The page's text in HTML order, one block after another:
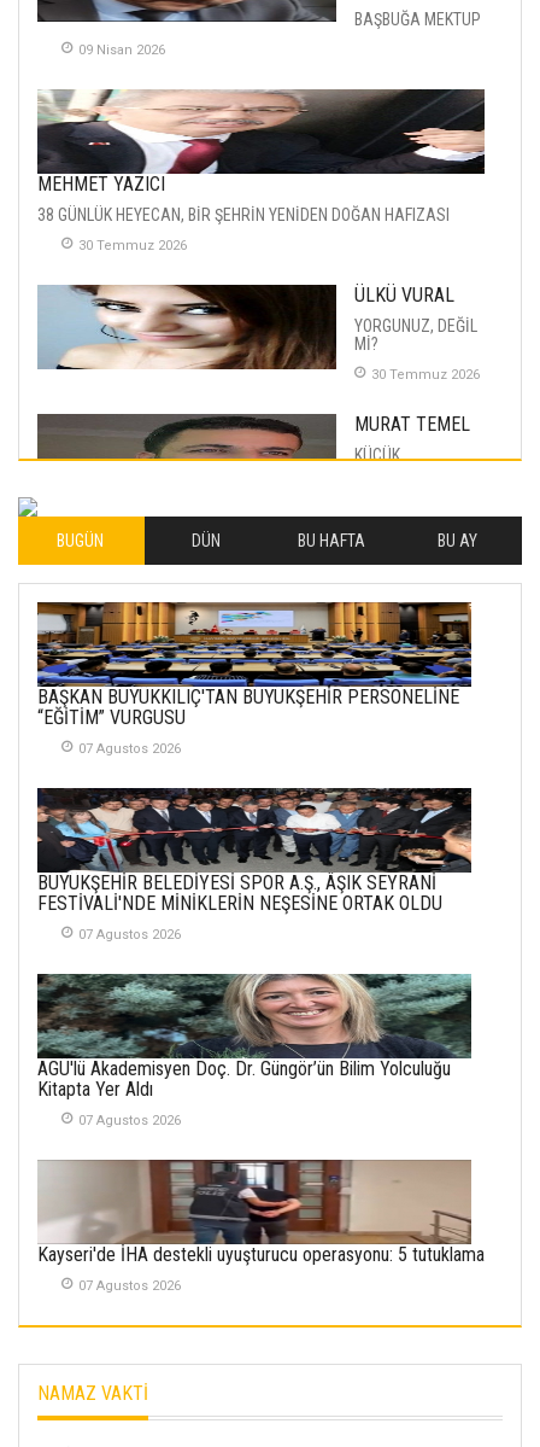
BAŞBUĞA MEKTUP
09 Nisan 2026
MEHMET YAZICI
38 GÜNLÜK HEYECAN, BİR ŞEHRİN YENİDEN DOĞAN HAFIZASI
30 Temmuz 2026
ÜLKÜ VURAL
YORGUNUZ, DEĞİL
Mİ?
30 Temmuz 2026
MURAT TEMEL
KÜÇÜK
İLHAN YILMAZ
SOFRADA AYRIMCILIK
VAR
26 Subat 2026
METİN ERTEM
SEMRA ŞAHİN
KENDİNE UYANMAK
30 Temmuz 2026
İlgi Alanlarımız ve Biz
02 Ekim 2025
SABAHATTİN
SÜRMEN
BUGÜN DÜN BU HAFTA BU AY
BAŞKAN BÜYÜKKILIÇ'TAN BÜYÜKŞEHİR PERSONELİNE
“EĞİTİM” VURGUSU
07 Agustos 2026
BÜYÜKŞEHİR BELEDİYESİ SPOR A.Ş., ÂŞIK SEYRANİ
FESTİVALİ'NDE MİNİKLERİN NEŞESİNE ORTAK OLDU
07 Agustos 2026
AGÜ'lü Akademisyen Doç. Dr. Güngör’ün Bilim Yolculuğu
Kitapta Yer Aldı
07 Agustos 2026
Kayseri'de İHA destekli uyuşturucu operasyonu: 5 tutuklama
07 Agustos 2026
NAMAZ VAKTİ